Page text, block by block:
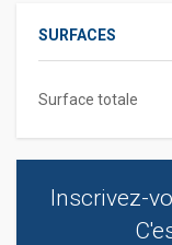
SURFACES
Surface totale
Inscrivez-